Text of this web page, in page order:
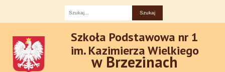
Szkoła Podstawowa nr 1
im. Kazimierza Wielkiego
w Brzezinach